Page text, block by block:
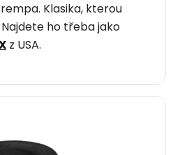
Klasika, kterou
ho třeba jako
z USA.